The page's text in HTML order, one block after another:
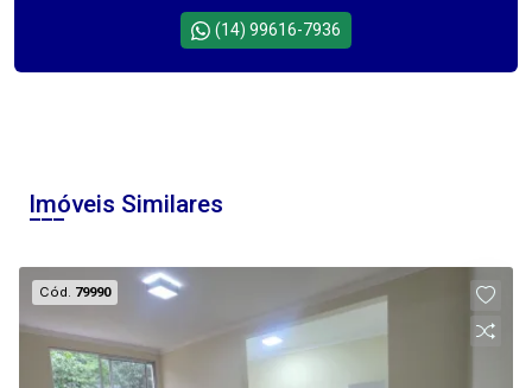
(14) 99616-7936
Imóveis Similares
Cód. 79990